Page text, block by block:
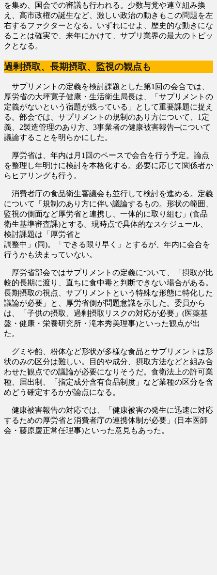
を集め、国会での審議も行われる。少数与党や連立組み換
え、高市政権の誕生など、激しい政治の動きもこの問題を左
右するファクターとなる。いずれにせよ、歴史的な動きにな
ることは確実で、来年にかけて、サプリ業界の最大のトピッ
クとなる。
過剰摂取、長期摂取、監視の観点も
サプリメントの定義を検討課題とした第1回の会合では、
厚労省の大坪寛子健康・生活衛生局長は、「サプリメントの
定義がないという宿題が残っている」として重要課題に捉え
る。部会では、サプリメントの規制のあり方について、1定
義、2製造管理のあり方、3事業者の健康被害報告─について
議論することを明らかにした。
厚労省は、年内は月1回のペースで会合を行う予定。論点
を整理し年明けに検討を本格化する。必要に応じて関係者か
らヒアリングも行う。
消費者庁の食品衛生審議会も並行して検討を進める。定義
について「規制のあり方に伴い議論するもの。形状の範囲、
監視の側面など厚労省と連携し、一体的に取り組む」(食品
衛生基準審査課)とする。現時点で具体的なスケジュール、
検討課題は「厚労省と
調整中」(同)。「できる限り早く」とするが、年内に会合を
行うかも決まっていない。
厚労省部会ではサプリメントの定義について、「摂取が比
較的長期に渡り、直ちに食中毒と判断できない場合がある。
長期摂取の視点、サプリメントという特殊な形態に特化した
議論が必要」と、厚労省側が問題意識を示した。委員から
は、「子供の摂取、過剰摂取リスクの対応が必要」(医薬基
盤・健康・栄養研究所・滝本秀美理事)といった観点が出
た。
グミや飴、粉体など形状が多様な食品とサプリメントは形
状のみの区分は難しい。目的や成分、摂取方法などと組み合
わせた観点での議論が必要になりそうだ。食衛法上の許可業
種、届出制、「指定成分含有食品制度」など業種の区分を含
めどう確定するかが論点になる。
健康被害報告の対応では、「健康被害の発生に迅速に対応
するための厚労省と消費者庁の連携体制が必要」(日本医師
会・藤原慶正常任理事)といった意見もあった。